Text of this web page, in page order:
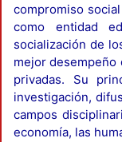
compromiso
como entidad
socialización de
mejor
privadas. Su
investigación,
campos
economía, las